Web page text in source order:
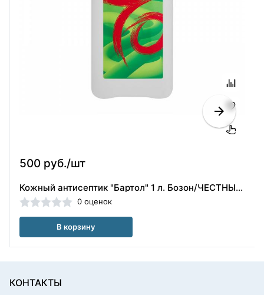
500 руб./шт
Кожный антисептик "Бартол" 1 л. Бозон/ЧЕСТНЫЙ ЗНАК
0 оценок
В корзину
КОНТАКТЫ